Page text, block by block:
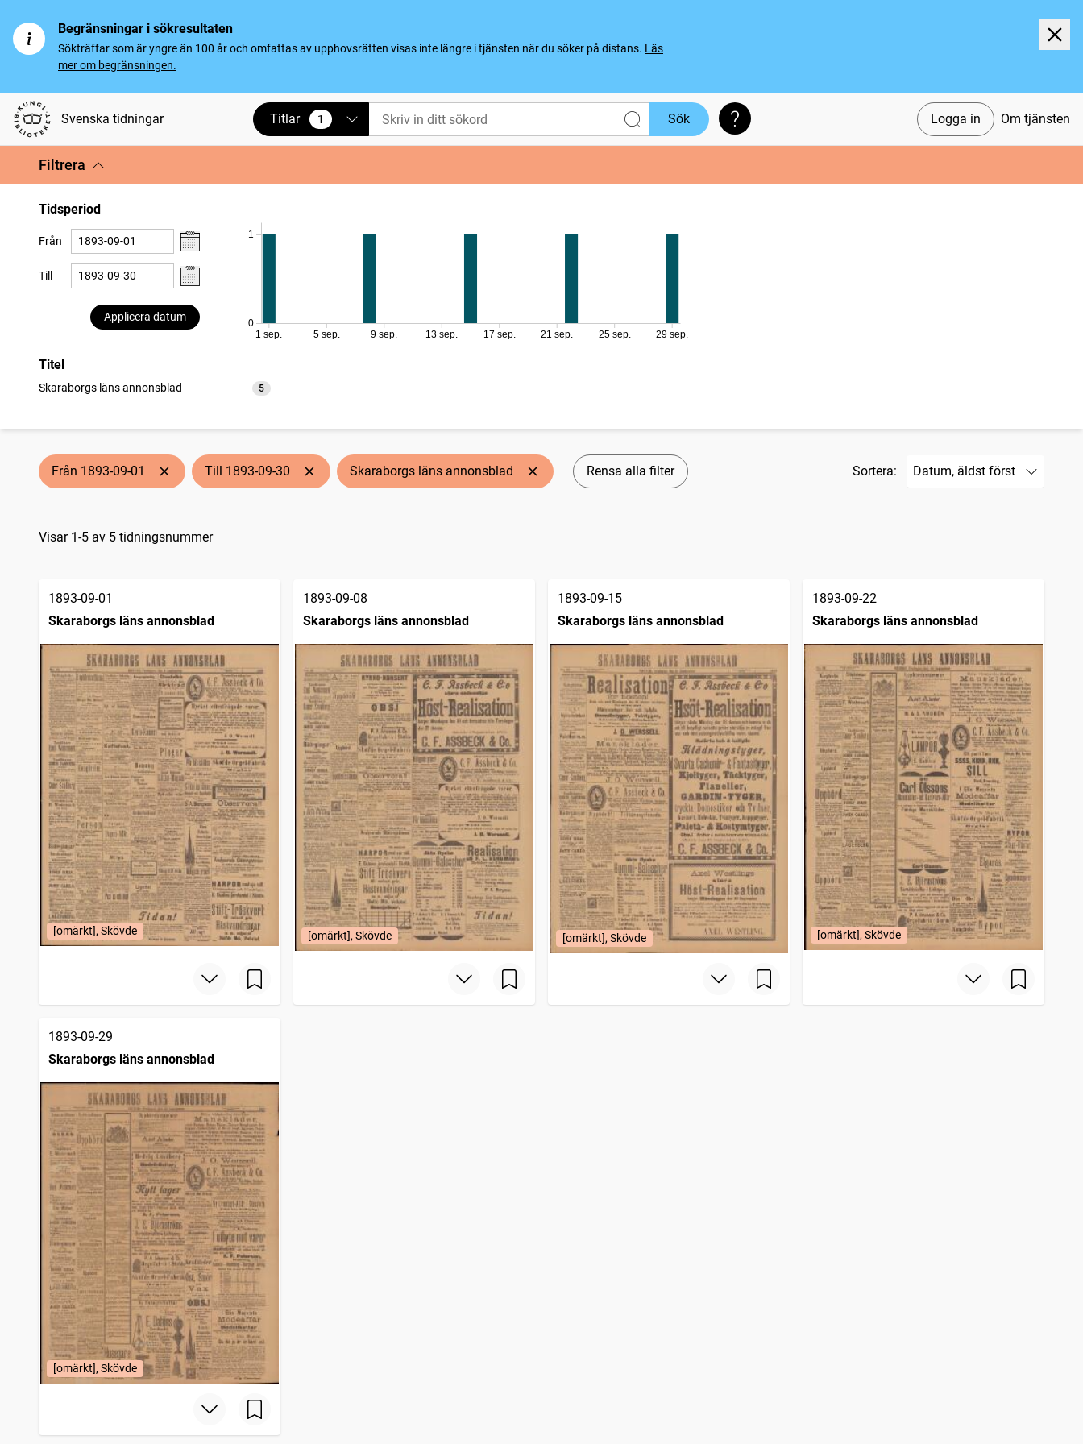
Begränsningar i sökresultaten
Sökträffar som är yngre än 100 år och omfattas av upphovsrätten visas inte längre i tjänsten när du söker på distans. Läs
mer om begränsningen.
Svenska tidningar Logga in Om tjänsten
Titlar 1
vald Sök Söktips
Filtrera
Tidsperiod
Från
Till
Applicera datum
0
1
1 sep. 5 sep. 9 sep. 13 sep. 17 sep. 21 sep. 25 sep. 29 sep.
Titel
Skaraborgs läns annonsblad 5
träffar
Från 1893-09-01 Till 1893-09-30 Skaraborgs läns annonsblad Rensa alla filter Sortera:
Sökresultat
Visar 1-5 av 5 tidningsnummer
1893-09-01
Skaraborgs läns annonsblad
[omärkt], Skövde
1893-09-08
Skaraborgs läns annonsblad
[omärkt], Skövde
1893-09-15
Skaraborgs läns annonsblad
[omärkt], Skövde
1893-09-22
Skaraborgs läns annonsblad
[omärkt], Skövde
1893-09-29
Skaraborgs läns annonsblad
[omärkt], Skövde